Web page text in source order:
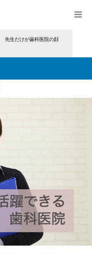
先生だけが歯科医院の顔